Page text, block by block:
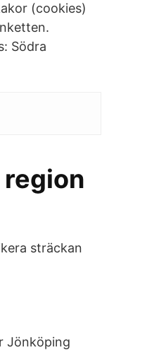
(cookies)
Södra
sträckan
Jönköping